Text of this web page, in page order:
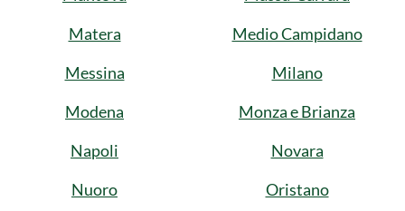
Matera
Medio Campidano
Messina
Milano
Modena
Monza e Brianza
Napoli
Novara
Nuoro
Oristano